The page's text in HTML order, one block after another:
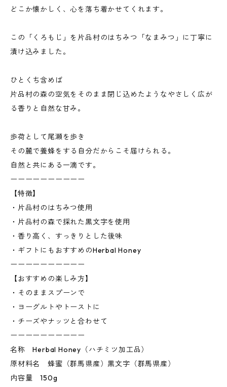
どこか懐かしく、心を落ち着かせてくれます。
この「くろもじ」を片品村のはちみつ「なまみつ」に丁寧に
漬け込みました。
ひとくち含めば
片品村の森の空気をそのまま閉じ込めたようなやさしく広が
る香りと自然な甘み。
歩荷として尾瀬を歩き
その麓で養蜂をする自分だからこそ届けられる。
自然と共にある一滴です。
ーーーーーーーーーー
【特徴】
・片品村のはちみつ使用
・片品村の森で採れた黒文字を使用
・香り高く、すっきりとした後味
・ギフトにもおすすめのHerbal Honey
ーーーーーーーーーー
【おすすめの楽しみ方】
・そのままスプーンで
・ヨーグルトやトーストに
・チーズやナッツと合わせて
ーーーーーーーーーー
名称 Herbal Honey（ハチミツ加工品）
原材料名 蜂蜜（群馬県産）黒文字（群馬県産）
内容量 150g